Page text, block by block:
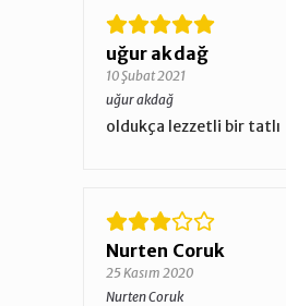
uğur akdağ
10 Şubat 2021
uğur akdağ
oldukça lezzetli bir tatlı
Nurten Coruk
25 Kasım 2020
Nurten Coruk